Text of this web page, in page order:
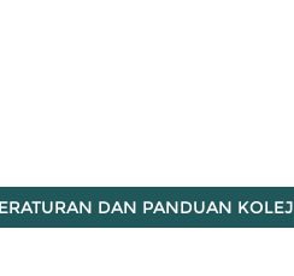
DAN PANDUAN KOLEJ